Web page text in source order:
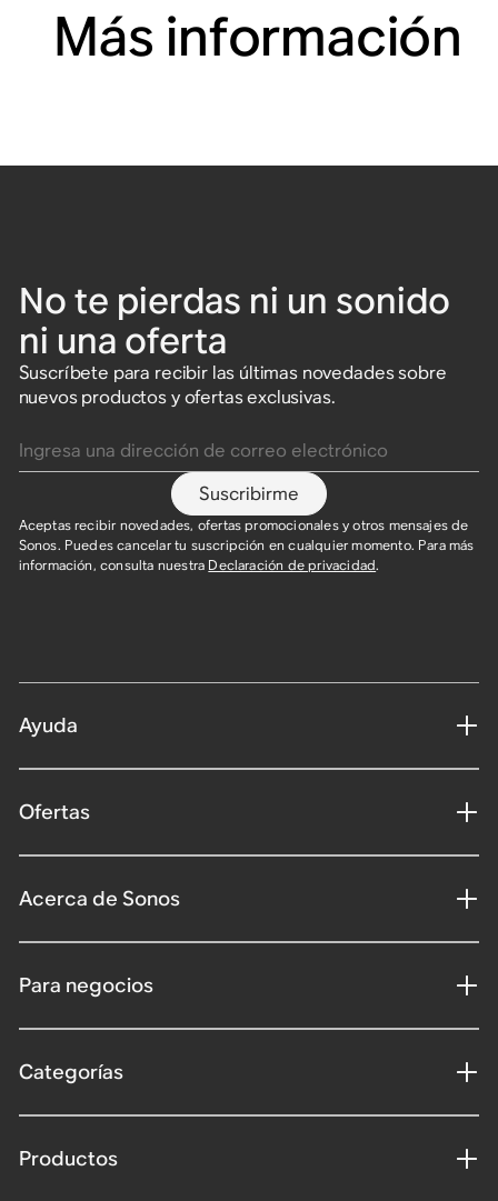
Más información
No te pierdas ni un sonido
ni una oferta
Suscríbete para recibir las últimas novedades sobre
nuevos productos y ofertas exclusivas.
Suscribirme
Aceptas recibir novedades, ofertas promocionales y otros mensajes de
Sonos. Puedes cancelar tu suscripción en cualquier momento. Para más
información, consulta nuestra Declaración de privacidad.
Ayuda
Ofertas
Acerca de Sonos
Para negocios
Categorías
Productos